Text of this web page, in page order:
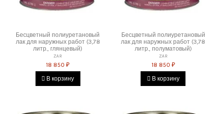
Бесцветный полиуретановый
лак для наружных работ (3,78
литр., глянцевый)
ZAR
18 850 ₽
В корзину
Бесцветный полиуретановый
лак для наружных работ (3,78
литр., полуматовый)
ZAR
18 850 ₽
В корзину